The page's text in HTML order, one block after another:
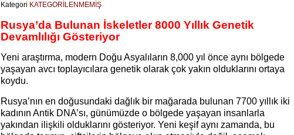
Kategori KATEGORİLENMEMİŞ
Rusya’da Bulunan İskeletler 8000 Yıllık Genetik
Devamlılığı Gösteriyor
Yeni araştırma, modern Doğu Asyalıların 8,000 yıl önce aynı bölgede
yaşayan avcı toplayıcılara genetik olarak çok yakın olduklarını ortaya
koydu.
Rusya’nın en doğusundaki dağlık bir mağarada bulunan 7700 yıllık iki
kadının Antik DNA’sı, günümüzde o bölgede yaşayan insanlarla
yakından ilişkili olduklarını gösteriyor. Yeni keşif aynı zamanda, bu